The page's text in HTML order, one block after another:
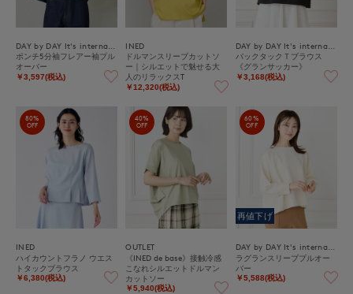
ポンチ5分袖フレアー袖プル
オーバー
￥3,597(税込)
INED
ドルマンスリーブカットソ
ー｜シルエットで魅せる大
人のリラックスT
￥12,320(税込)
バックタックＴブラウス
《グランサッカー》
￥3,168(税込)
80%
OFF
INED
ハイカウントフラノ ウエス
トタックブラウス
￥6,380(税込)
40%
OFF
OUTLET
《INED de base》接触冷感
こなれシルエットドルマン
カットソー
￥5,940(税込)
60%
OFF
再値下げ
ラグランスリーブプルオー
バー
￥5,588(税込)